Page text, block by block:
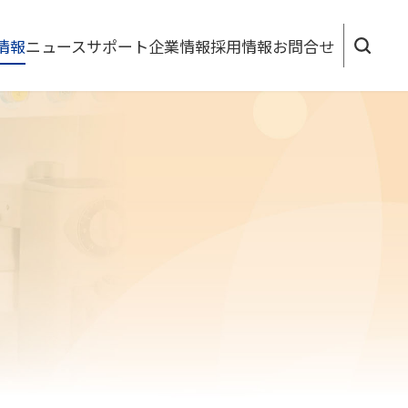
報ニュースサポート企業情報採用情報お問合せ